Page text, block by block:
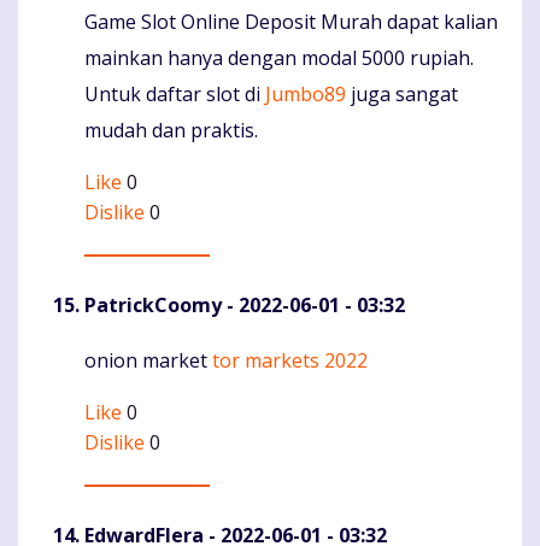
Game Slot Online Deposit Murah dapat kalian
mainkan hanya dengan modal 5000 rupiah.
Untuk daftar slot di Jumbo89 juga sangat
mudah dan praktis.
Like 0
Dislike 0
PatrickCoomy- 2022-06-01 - 03:32
Komentaras
onion markettor markets 2022
Like 0
Dislike 0
EdwardFlera - 2022-06-01 - 03:32